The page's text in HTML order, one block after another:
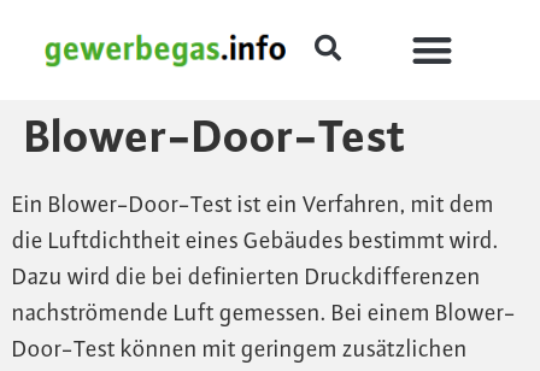
Blower-Door-Test
Ein Blower-Door-Test ist ein Verfahren, mit dem
die Luftdichtheit eines Gebäudes bestimmt wird.
Dazu wird die bei definierten Druckdifferenzen
nachströmende Luft gemessen. Bei einem Blower-
Door-Test können mit geringem zusätzlichen